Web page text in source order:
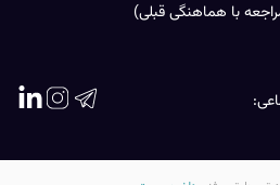
با هماهنگی قبلی)